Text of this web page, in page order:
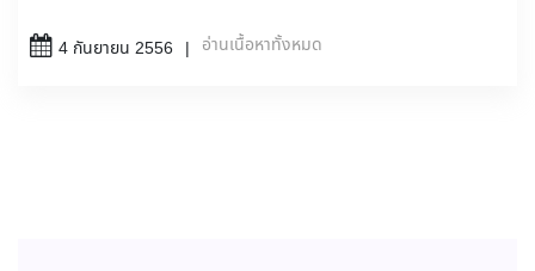
4 กันยายน 2556 อ่านเนื้อหาทั้งหมด